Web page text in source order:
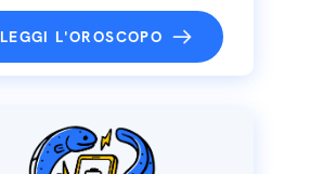
LEGGI L'OROSCOPO